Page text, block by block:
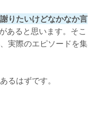
謝りたいけどなかなか言
あると思います。そこ
実際のエピソードを集
るはずです。